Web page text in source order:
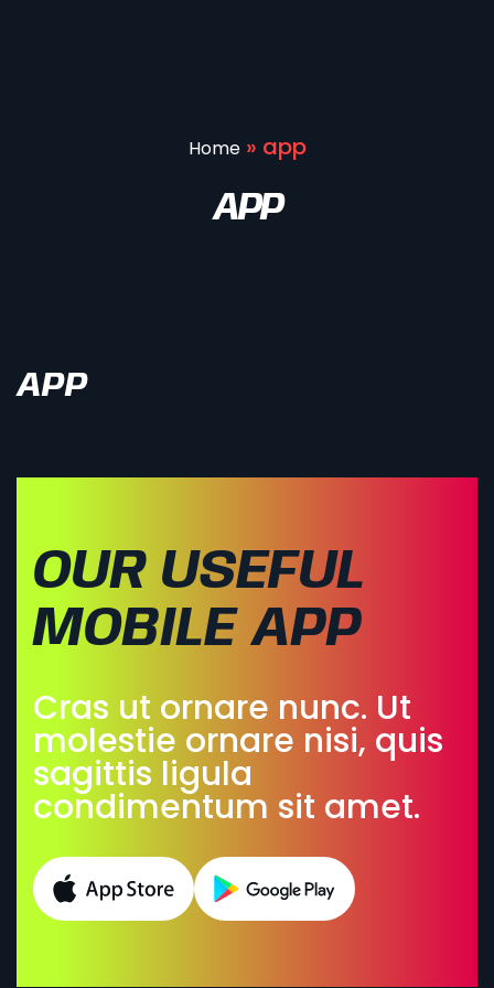
Home» app
APP
APP
OUR USEFUL
MOBILE APP
Cras ut ornare nunc. Ut
molestie ornare nisi, quis
sagittis ligula
condimentum sit amet.